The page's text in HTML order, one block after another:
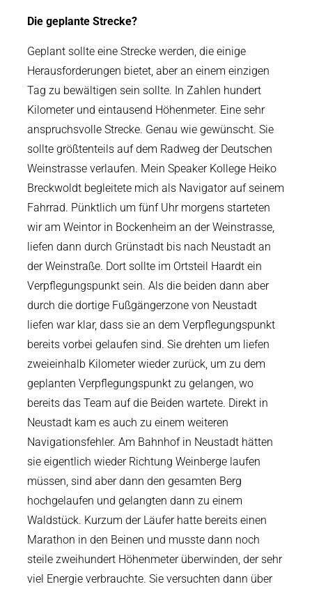
Die geplante Strecke?
Geplant sollte eine Strecke werden, die einige
Herausforderungen bietet, aber an einem einzigen
Tag zu bewältigen sein sollte. In Zahlen hundert
Kilometer und eintausend Höhenmeter. Eine sehr
anspruchsvolle Strecke. Genau wie gewünscht. Sie
sollte größtenteils auf dem Radweg der Deutschen
Weinstrasse verlaufen. Mein Speaker Kollege Heiko
Breckwoldt begleitete mich als Navigator auf seinem
Fahrrad. Pünktlich um fünf Uhr morgens starteten
wir am Weintor in Bockenheim an der Weinstrasse,
liefen dann durch Grünstadt bis nach Neustadt an
der Weinstraße. Dort sollte im Ortsteil Haardt ein
Verpflegungspunkt sein. Als die beiden dann aber
durch die dortige Fußgängerzone von Neustadt
liefen war klar, dass sie an dem Verpflegungspunkt
bereits vorbei gelaufen sind. Sie drehten um liefen
zweieinhalb Kilometer wieder zurück, um zu dem
geplanten Verpflegungspunkt zu gelangen, wo
bereits das Team auf die Beiden wartete. Direkt in
Neustadt kam es auch zu einem weiteren
Navigationsfehler. Am Bahnhof in Neustadt hätten
sie eigentlich wieder Richtung Weinberge laufen
müssen, sind aber dann den gesamten Berg
hochgelaufen und gelangten dann zu einem
Waldstück. Kurzum der Läufer hatte bereits einen
Marathon in den Beinen und musste dann noch
steile zweihundert Höhenmeter überwinden, der sehr
viel Energie verbrauchte. Sie versuchten dann über